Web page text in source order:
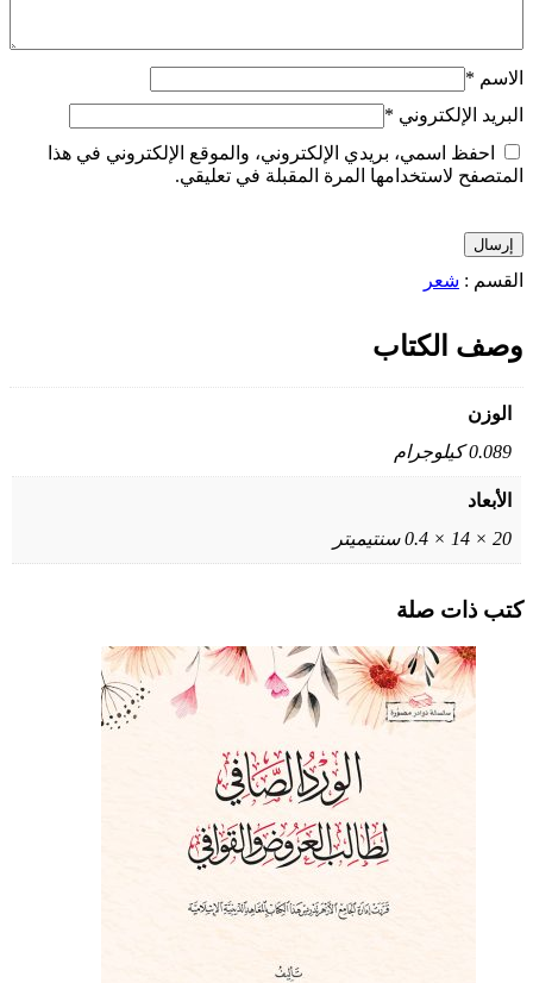
الاسم *
البريد الإلكتروني *
احفظ اسمي، بريدي الإلكتروني، والموقع الإلكتروني في هذا
المتصفح لاستخدامها المرة المقبلة في تعليقي.
القسم : شعر
وصف الكتاب
الوزن
0.089 كيلوجرام
الأبعاد
20 × 14 × 0.4 سنتيميتر
كتب ذات صلة